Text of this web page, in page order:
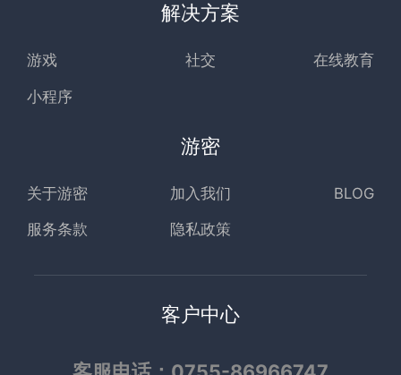
解决方案
游戏 社交 在线教育
小程序
游密
关于游密 加入我们 BLOG
服务条款 隐私政策
客户中心